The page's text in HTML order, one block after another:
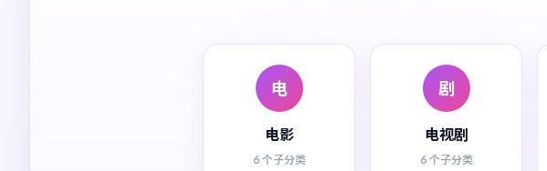
电
电影
6 个子分类
剧
电视剧
6 个子分类